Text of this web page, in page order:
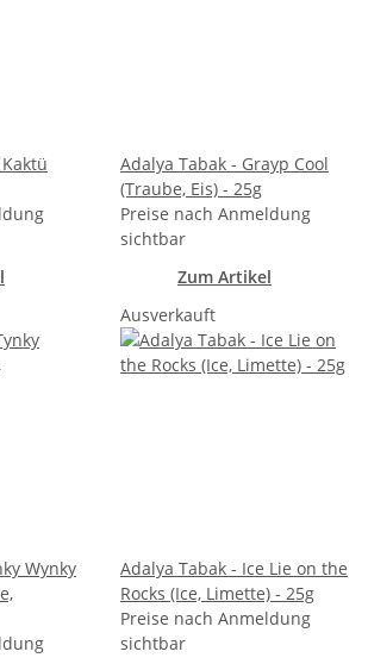
Adalya Tabak - Grayp Cool
(Traube, Eis) - 25g
Preise nach Anmeldung
sichtbar
Zum Artikel
Wynky
Ausverkauft
Adalya Tabak - Ice Lie on the
Rocks (Ice, Limette) - 25g
Preise nach Anmeldung
sichtbar